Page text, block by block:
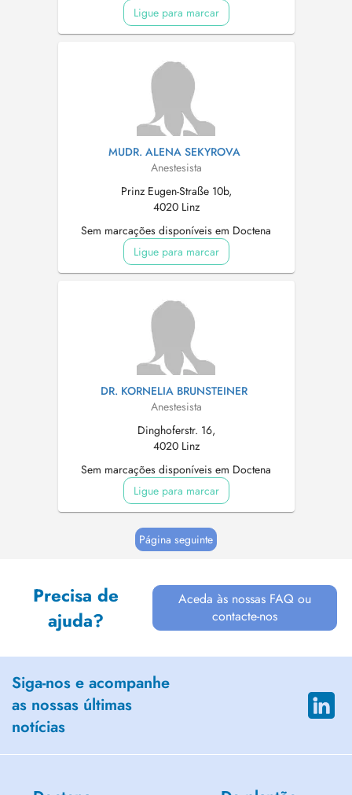
Ligue para marcar
MUDR. ALENA SEKYROVA
Anestesista
Prinz Eugen-Straße 10b,
4020 Linz
Sem marcações disponíveis em Doctena
Ligue para marcar
DR. KORNELIA BRUNSTEINER
Anestesista
Dinghoferstr. 16,
4020 Linz
Sem marcações disponíveis em Doctena
Ligue para marcar
Página seguinte
Precisa de
ajuda?
Aceda às nossas FAQ ou
contacte-nos
Siga-nos e acompanhe
as nossas últimas
notícias